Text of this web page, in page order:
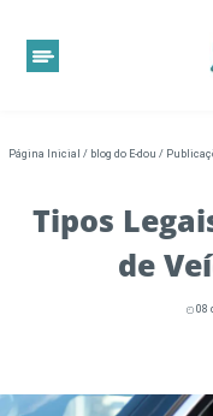
Página Inicial / blog do E-dou /
Tipos
de
08